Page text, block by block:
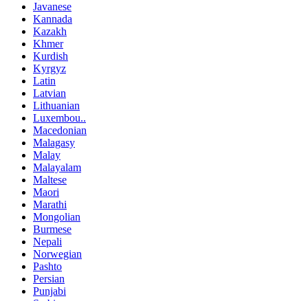
Javanese
Kannada
Kazakh
Khmer
Kurdish
Kyrgyz
Latin
Latvian
Lithuanian
Luxembou..
Macedonian
Malagasy
Malay
Malayalam
Maltese
Maori
Marathi
Mongolian
Burmese
Nepali
Norwegian
Pashto
Persian
Punjabi